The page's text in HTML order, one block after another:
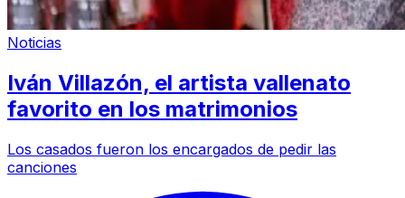
Noticias
Iván Villazón, el artista vallenato
favorito en los matrimonios
Los casados fueron los encargados de pedir las
canciones